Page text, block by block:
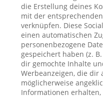
die Erstellung deines
mit der
verknüpfen. Diese
einen automatischen
personenbezogene
gespeichert haben (z.
dir gemochte Inhalte
Werbeanzeigen, die dir
möglicherweise
Informationen